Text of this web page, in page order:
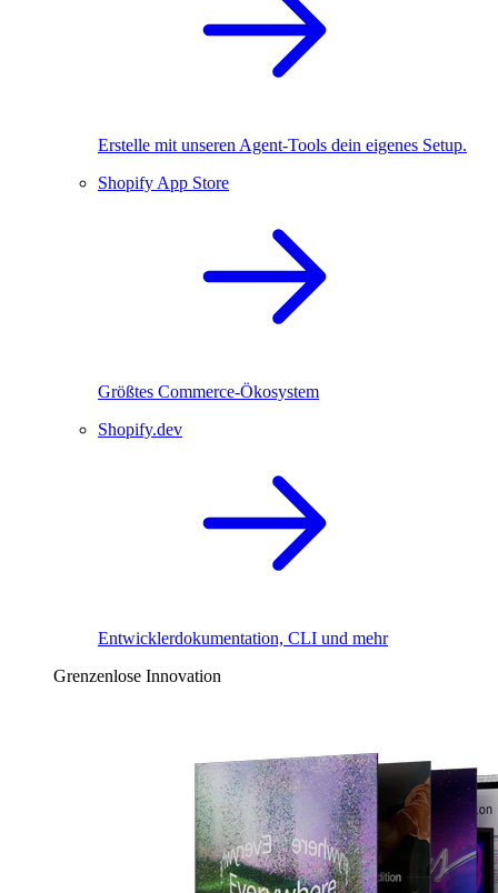
Erstelle mit unseren Agent-Tools dein eigenes Setup.
Shopify App Store
Größtes Commerce-Ökosystem
Shopify.dev
Entwicklerdokumentation, CLI und mehr
Grenzenlose Innovation